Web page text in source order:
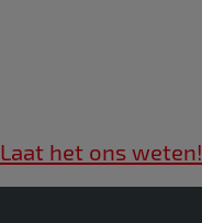
Laat het ons weten!